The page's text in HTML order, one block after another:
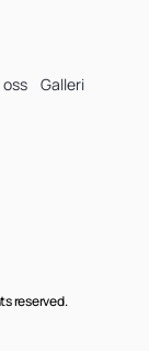
oss
Galleri
reserved.